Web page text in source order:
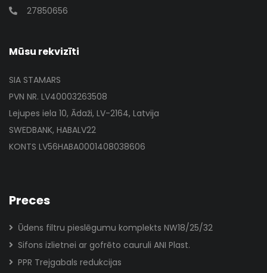
27850656
Mūsu rekvizīti
SIA STAMARS
PVN NR. LV40003263508
Lejupes iela 10, Ādaži, LV-2164, Latvija
SWEDBANK, HABALV22
KONTS LV56HABA0001408038606
Preces
Ūdens filtru pieslēgumu komplekts NW18/25/32
Sifons izlietnei ar gofrēto cauruli ANI Plast.
PPR Trejgabals redukcijas